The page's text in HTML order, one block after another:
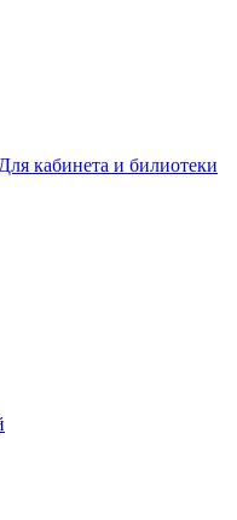
Для кабинета и билиотеки